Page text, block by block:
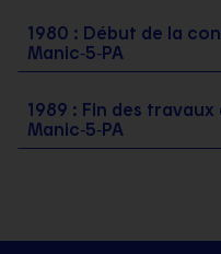
1980 : Début de la
Manic‑5‑PA
1989 : Fin des
Manic‑5‑PA